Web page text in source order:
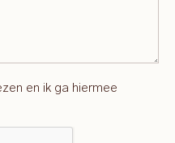
en ik ga hiermee